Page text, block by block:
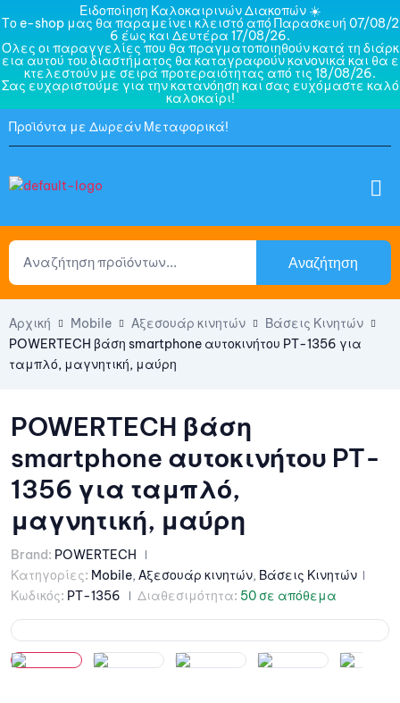
Ειδοποίηση Καλοκαιρινών Διακοπών ☀️
Το e-shop μας θα παραμείνει κλειστό από Παρασκευή 07/08/2
6 έως και Δευτέρα 17/08/26.
Όλες οι παραγγελίες που θα πραγματοποιηθούν κατά τη διάρκ
εια αυτού του διαστήματος θα καταγραφούν κανονικά και θα ε
κτελεστούν με σειρά προτεραιότητας από τις 18/08/26.
Σας ευχαριστούμε για την κατανόηση και σας ευχόμαστε καλό
καλοκαίρι!
Προϊόντα με Δωρεάν Μεταφορικά!
Αναζήτηση
Αρχική Mobile Αξεσουάρ κινητών
Βάσεις Κινητών
POWERTECH βάση smartphone αυτοκινήτου PT-1356 για
ταμπλό, μαγνητική, μαύρη
POWERTECH βάση
smartphone αυτοκινήτου PT-
1356 για ταμπλό,
μαγνητική, μαύρη
Brand: POWERTECH
Κατηγορίες: Mobile, Αξεσουάρ κινητών, Βάσεις Κινητών
Κωδικός: PT-1356 Διαθεσιμότητα: 50 σε απόθεμα